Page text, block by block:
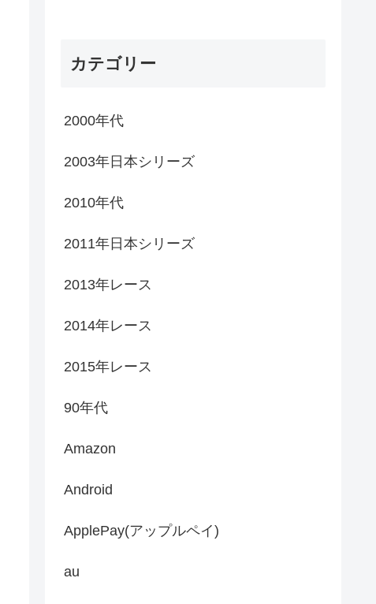
カテゴリー
2000年代
2003年日本シリーズ
2010年代
2011年日本シリーズ
2013年レース
2014年レース
2015年レース
90年代
Amazon
Android
ApplePay(アップルペイ)
au